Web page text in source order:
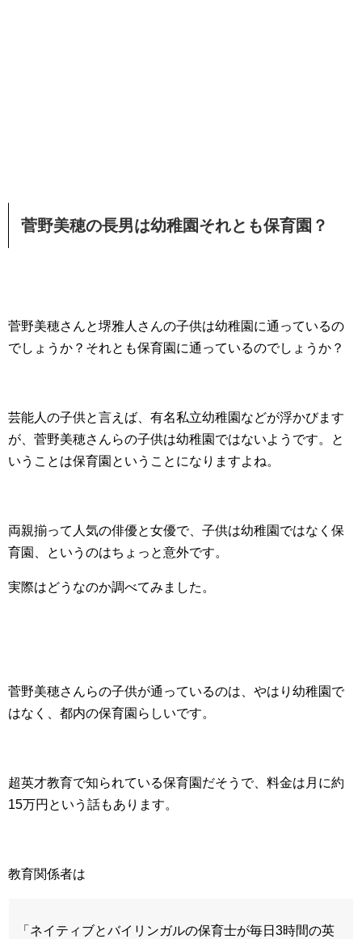
菅野美穂の長男は幼稚園それとも保育園？
菅野美穂さんと堺雅人さんの子供は幼稚園に通っているの
でしょうか？それとも保育園に通っているのでしょうか？
芸能人の子供と言えば、有名私立幼稚園などが浮かびます
が、菅野美穂さんらの子供は幼稚園ではないようです。と
いうことは保育園ということになりますよね。
両親揃って人気の俳優と女優で、子供は幼稚園ではなく保
育園、というのはちょっと意外です。
実際はどうなのか調べてみました。
菅野美穂さんらの子供が通っているのは、やはり幼稚園で
はなく、都内の保育園らしいです。
超英才教育で知られている保育園だそうで、料金は月に約
15万円という話もあります。
教育関係者は
「ネイティブとバイリンガルの保育士が毎日3時間の英